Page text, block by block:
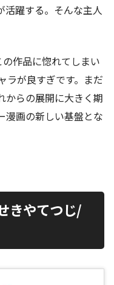
活躍する。そんな主人
作品に惚れてしまい
ラが良すぎです。まだ
からの展開に大きく期
漫画の新しい基盤とな
きやてつじ/